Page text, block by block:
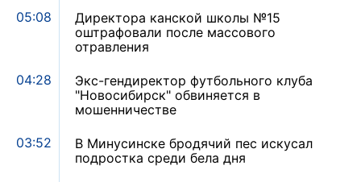
05:08
Директора канской школы №15
оштрафовали после массового
отравления
04:28
Экс-гендиректор футбольного клуба
"Новосибирск" обвиняется в
мошенничестве
03:52
В Минусинске бродячий пес искусал
подростка среди бела дня